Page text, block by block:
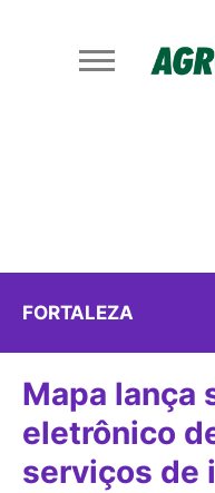
FORTALEZA
Mapa lança
eletrônico
serviços de